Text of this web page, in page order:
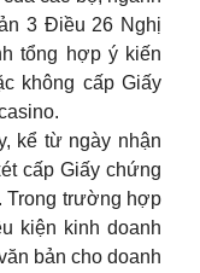
3 Điều 26 Nghị
tổng hợp ý kiến
không cấp Giấy
kể từ ngày nhận
cấp Giấy chứng
Trong trường hợp
kiện kinh doanh
bản cho doanh